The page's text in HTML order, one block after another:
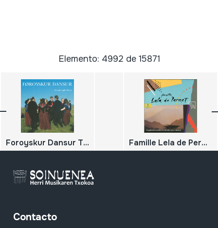
Elemento: 4992 de 15871
Foroyskur Dansur The Faroese Folk-Dance Famille Lela de Permet Polyphonies vocales et instrumentales d´Albanie
Contacto